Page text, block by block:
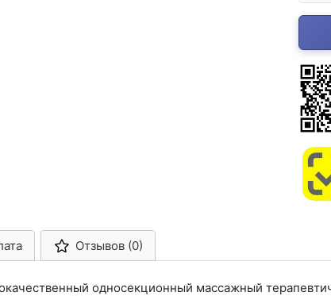
Отзывов (0)
односекционный массажный